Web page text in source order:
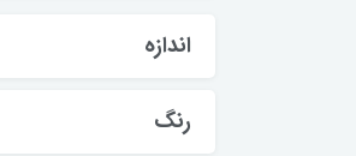
اندازه
رنگ